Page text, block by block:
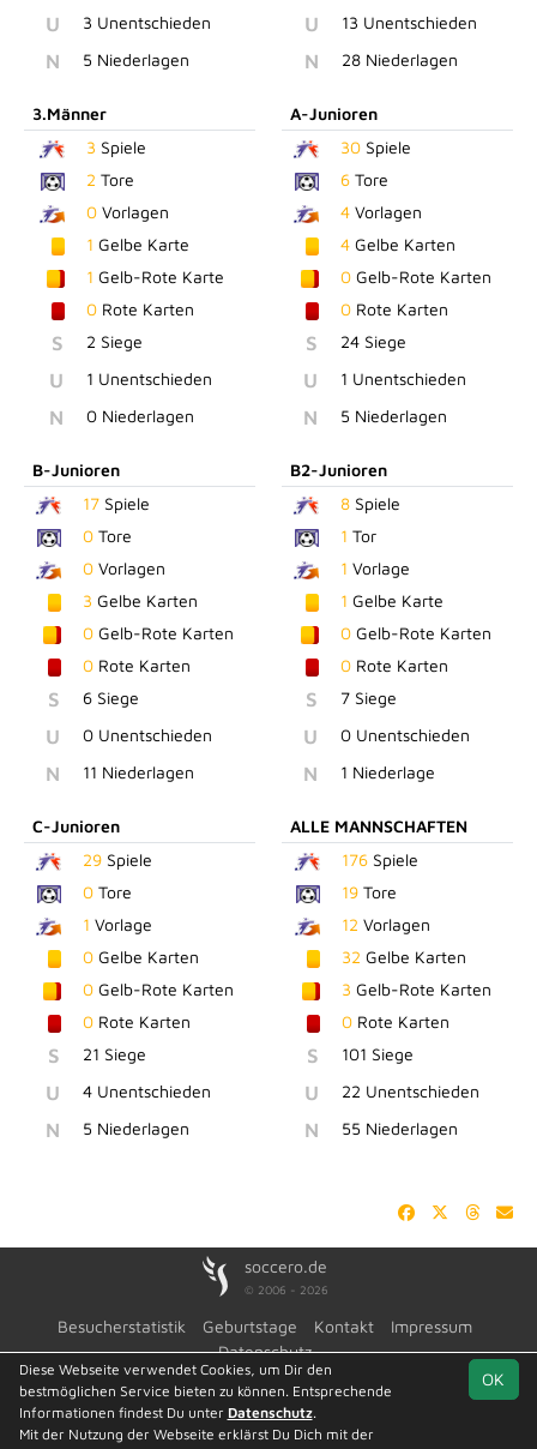
Team Kreisoberliga St. Spielplan
U 3 Unentschieden
N 5 Niederlagen
U 13 Unentschieden
N 28 Niederlagen
3.Männer
3 Spiele
2 Tore
0 Vorlagen
1 Gelbe Karte
1 Gelb-Rote Karte
0 Rote Karten
S 2 Siege
U 1 Unentschieden
N 0 Niederlagen
A-Junioren
30Spiele
6Tore
4Vorlagen
4Gelbe Karten
0Gelb-Rote Karten
0Rote Karten
S 24 Siege
U 1 Unentschieden
N 5 Niederlagen
B-Junioren
17 Spiele
0 Tore
0 Vorlagen
3 Gelbe Karten
0 Gelb-Rote Karten
0 Rote Karten
S 6 Siege
U 0 Unentschieden
N 11 Niederlagen
B2-Junioren
8Spiele
1 Tor
1 Vorlage
1 Gelbe Karte
0Gelb-Rote Karten
0Rote Karten
S 7 Siege
U 0 Unentschieden
N 1 Niederlage
C-Junioren
29 Spiele
0 Tore
1 Vorlage
0 Gelbe Karten
0 Gelb-Rote Karten
0 Rote Karten
S 21 Siege
U 4 Unentschieden
N 5 Niederlagen
ALLE MANNSCHAFTEN
176Spiele
19Tore
12 Vorlagen
32 Gelbe Karten
3 Gelb-Rote Karten
0Rote Karten
S 101 Siege
U 22 Unentschieden
N 55 Niederlagen
soccero.de
© 2006 - 2026
Besucherstatistik Geburtstage Kontakt
Impressum
Datenschutz
OK
Diese Webseite verwendet Cookies, um Dir den
bestmöglichen Service bieten zu können. Entsprechende
Informationen findest Du unter Datenschutz.
Mit der Nutzung der Webseite erklärst Du Dich mit der